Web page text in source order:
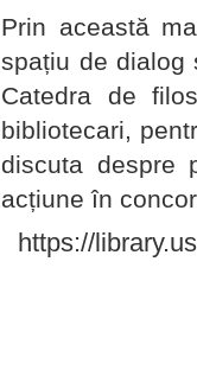
Prin această
spațiu de dialog
Catedra de
bibliotecari,
discuta despre
acțiune în
https://